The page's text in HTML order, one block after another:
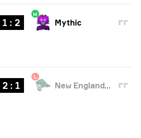
1 : 2
W
Mythic
2 : 1
L
New England Whalers